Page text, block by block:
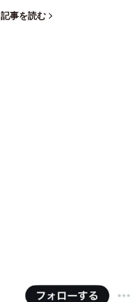
記事を読む